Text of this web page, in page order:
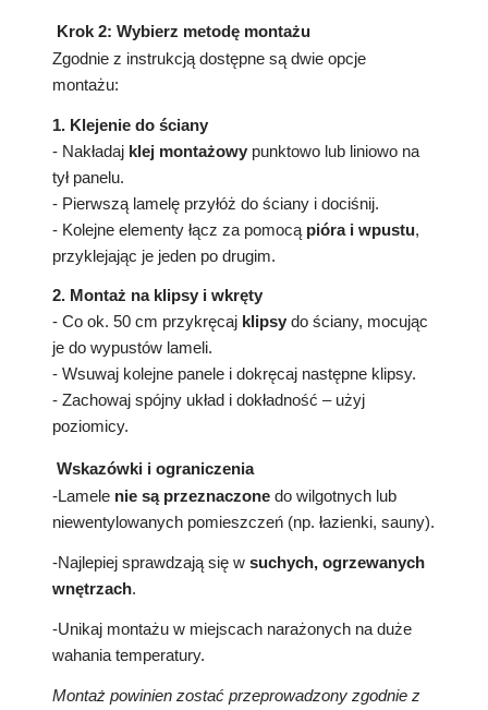
Krok 2: Wybierz metodę montażu
Zgodnie z instrukcją dostępne są dwie opcje
montażu:
1. Klejenie do ściany
- Nakładaj klej montażowy punktowo lub liniowo na
tył panelu.
- Pierwszą lamelę przyłóż do ściany i dociśnij.
- Kolejne elementy łącz za pomocą pióra i wpustu,
przyklejając je jeden po drugim.
2. Montaż na klipsy i wkręty
- Co ok. 50 cm przykręcaj klipsy do ściany, mocując
je do wypustów lameli.
- Wsuwaj kolejne panele i dokręcaj następne klipsy.
- Zachowaj spójny układ i dokładność – użyj
poziomicy.
Wskazówki i ograniczenia
-Lamele nie są przeznaczone do wilgotnych lub
niewentylowanych pomieszczeń (np. łazienki, sauny).
-Najlepiej sprawdzają się w suchych, ogrzewanych
wnętrzach.
-Unikaj montażu w miejscach narażonych na duże
wahania temperatury.
Montaż powinien zostać przeprowadzony zgodnie z